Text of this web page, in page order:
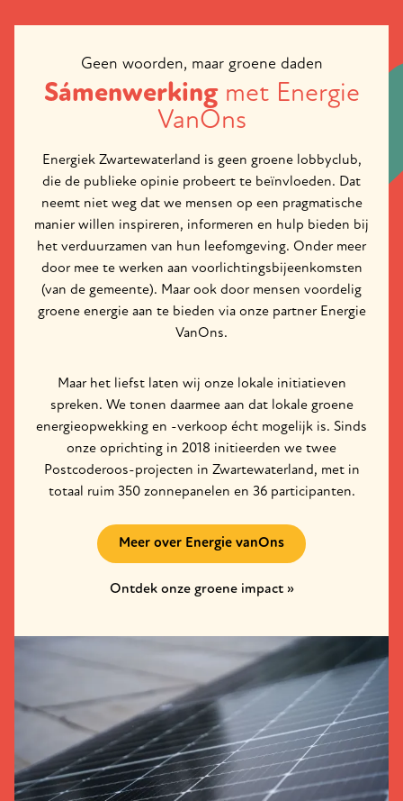
Geen woorden, maar groene daden
Sámenwerkingmet Energie
VanOns
Energiek Zwartewaterland is geen groene lobbyclub,
die de publieke opinie probeert te beïnvloeden. Dat
neemt niet weg dat we mensen op een pragmatische
manier willen inspireren, informeren en hulp bieden bij
het verduurzamen van hun leefomgeving. Onder meer
door mee te werken aan voorlichtingsbijeenkomsten
(van de gemeente). Maar ook door mensen voordelig
groene energie aan te bieden via onze partner Energie
VanOns.
Maar het liefst laten wij onze lokale initiatieven
spreken. We tonen daarmee aan dat lokale groene
energieopwekking en -verkoop écht mogelijk is. Sinds
onze oprichting in 2018 initieerden we twee
Postcoderoos-projecten in Zwartewaterland, met in
totaal ruim 350 zonnepanelen en 36 participanten.
Meer over Energie vanOns
Ontdek onze groene impact